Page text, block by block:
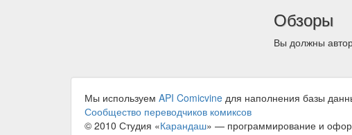
Обзоры
Вы должны
Мы используем API Comicvine для наполнения базы
Сообщество переводчиков комиксов
© 2010 Студия «Карандаш» — программирование и